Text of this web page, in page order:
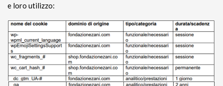
e loro utilizzo: